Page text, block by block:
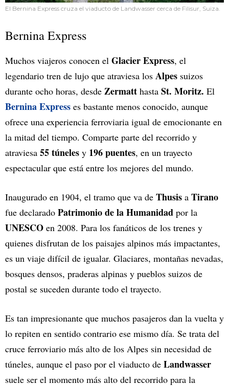
El Bernina Express cruza el viaducto de Landwasser cerca de Filisur, Suiza.
Bernina Express
Muchos viajeros conocen el Glacier Express, el
legendario tren de lujo que atraviesa los Alpes suizos
durante ocho horas, desde Zermatt hasta St. Moritz. El
Bernina Express es bastante menos conocido, aunque
ofrece una experiencia ferroviaria igual de emocionante en
la mitad del tiempo. Comparte parte del recorrido y
atraviesa 55 túneles y 196 puentes, en un trayecto
espectacular que está entre los mejores del mundo.
Inaugurado en 1904, el tramo que va de Thusis a Tirano
fue declarado Patrimonio de la Humanidad por la
UNESCO en 2008. Para los fanáticos de los trenes y
quienes disfrutan de los paisajes alpinos más impactantes,
es un viaje difícil de igualar. Glaciares, montañas nevadas,
bosques densos, praderas alpinas y pueblos suizos de
postal se suceden durante todo el trayecto.
Es tan impresionante que muchos pasajeros dan la vuelta y
lo repiten en sentido contrario ese mismo día. Se trata del
cruce ferroviario más alto de los Alpes sin necesidad de
túneles, aunque el paso por el viaducto de Landwasser
suele ser el momento más alto del recorrido para la